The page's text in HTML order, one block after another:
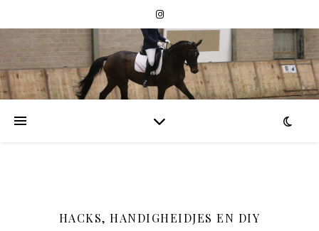
HACKS, HANDIGHEIDJES EN DIY